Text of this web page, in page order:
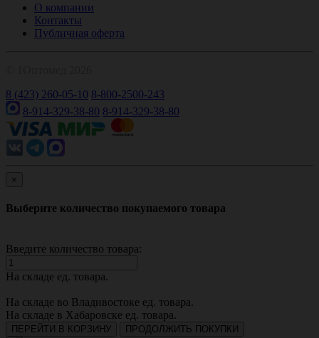
О компании
Контакты
Публичная оферта
8 (423) 260-05-10 8-800-2500-243
8-914-329-38-80 8-914-329-38-80
×
Выберите количество покупаемого товара
Введите количество товара:
На складе ед. товара.
На складе во Владивостоке ед. товара.
На складе в Хабаровске ед. товара.
ПЕРЕЙТИ В КОРЗИНУ
ПРОДОЛЖИТЬ ПОКУПКИ